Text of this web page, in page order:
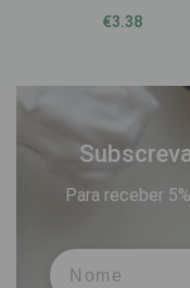
€3.38
Para receber